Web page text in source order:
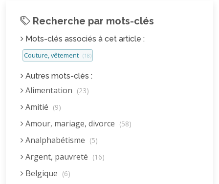
Recherche par mots-clés
Mots-clés associés à cet article :
Couture, vêtement (18)
Autres mots-clés :
Alimentation (23)
Amitié (9)
Amour, mariage, divorce (58)
Analphabétisme (5)
Argent, pauvreté (16)
Belgique (6)